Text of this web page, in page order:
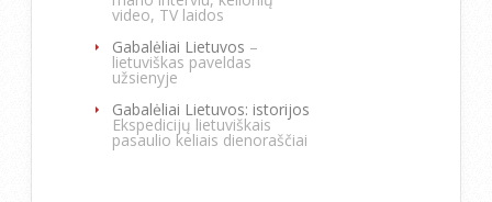
video, TV laidos
Gabalėliai Lietuvos –
lietuviškas paveldas
užsienyje
Gabalėliai Lietuvos: istorijos
Ekspedicijų lietuviškais
pasaulio keliais dienoraščiai